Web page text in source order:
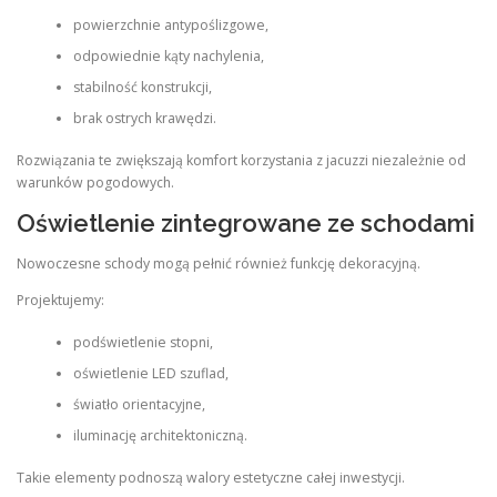
powierzchnie antypoślizgowe,
odpowiednie kąty nachylenia,
stabilność konstrukcji,
brak ostrych krawędzi.
Rozwiązania te zwiększają komfort korzystania z jacuzzi niezależnie od
warunków pogodowych.
Oświetlenie zintegrowane ze schodami
Nowoczesne schody mogą pełnić również funkcję dekoracyjną.
Projektujemy:
podświetlenie stopni,
oświetlenie LED szuflad,
światło orientacyjne,
iluminację architektoniczną.
Takie elementy podnoszą walory estetyczne całej inwestycji.